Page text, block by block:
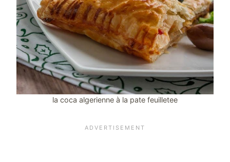
la coca algerienne à la pate feuilletee